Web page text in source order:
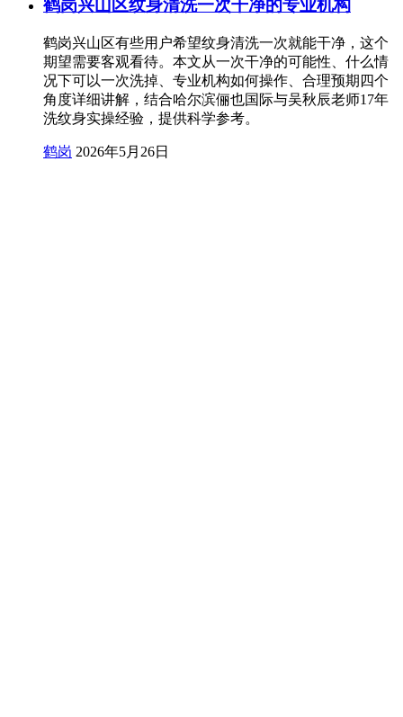
鹤岗兴山区纹身清洗一次干净的专业机构
鹤岗兴山区有些用户希望纹身清洗一次就能干净，这个
期望需要客观看待。本文从一次干净的可能性、什么情
况下可以一次洗掉、专业机构如何操作、合理预期四个
角度详细讲解，结合哈尔滨俪也国际与吴秋辰老师17年
洗纹身实操经验，提供科学参考。
鹤岗 2026年5月26日